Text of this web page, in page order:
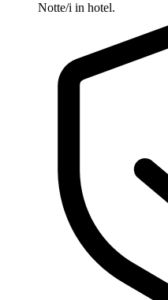
Notte/i in hotel.